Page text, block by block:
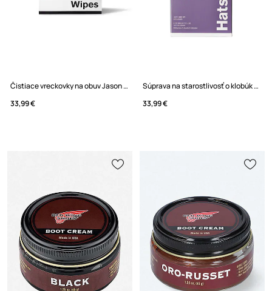
Čistiace vreckovky na obuv Jason Markk
33,99 €
Súprava na starostlivosť o klobúk Jason Markk
33,99 €